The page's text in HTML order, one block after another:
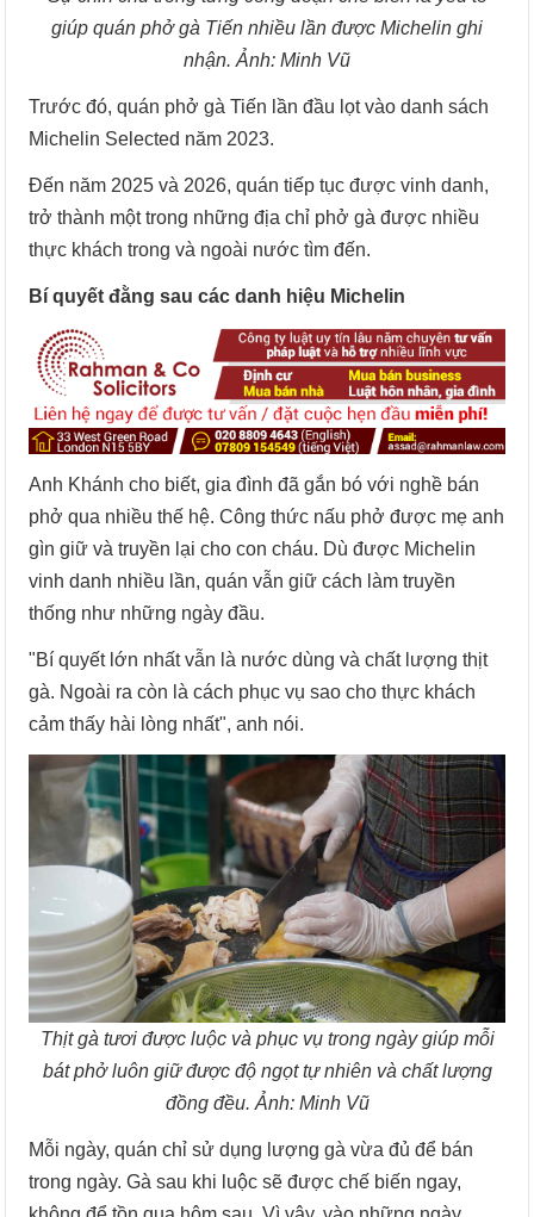
giúp quán phở gà Tiến nhiều lần được Michelin ghi
nhận. Ảnh: Minh Vũ
Trước đó, quán phở gà Tiến lần đầu lọt vào danh sách
Michelin Selected năm 2023.
Đến năm 2025 và 2026, quán tiếp tục được vinh danh,
trở thành một trong những địa chỉ phở gà được nhiều
thực khách trong và ngoài nước tìm đến.
Bí quyết đằng sau các danh hiệu Michelin
Anh Khánh cho biết, gia đình đã gắn bó với nghề bán
phở qua nhiều thế hệ. Công thức nấu phở được mẹ anh
gìn giữ và truyền lại cho con cháu. Dù được Michelin
vinh danh nhiều lần, quán vẫn giữ cách làm truyền
thống như những ngày đầu.
"Bí quyết lớn nhất vẫn là nước dùng và chất lượng thịt
gà. Ngoài ra còn là cách phục vụ sao cho thực khách
cảm thấy hài lòng nhất", anh nói.
Thịt gà tươi được luộc và phục vụ trong ngày giúp mỗi
bát phở luôn giữ được độ ngọt tự nhiên và chất lượng
đồng đều. Ảnh: Minh Vũ
Mỗi ngày, quán chỉ sử dụng lượng gà vừa đủ để bán
trong ngày. Gà sau khi luộc sẽ được chế biến ngay,